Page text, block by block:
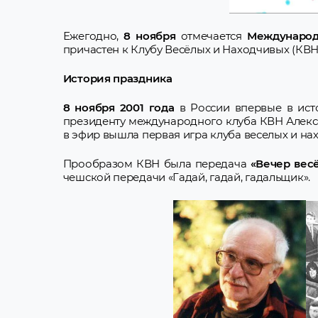
Ежегодно,8 ноября отмечается
причастен к Клубу Весёлых и Находчивых
История праздника
8 ноября 2001 года в России впервые в
президенту международного клуба КВН
в эфир вышла первая игра клуба веселых и
Прообразом КВН была передача «Вечер
чешской передачи «Гадай, гадай, гадальщик».